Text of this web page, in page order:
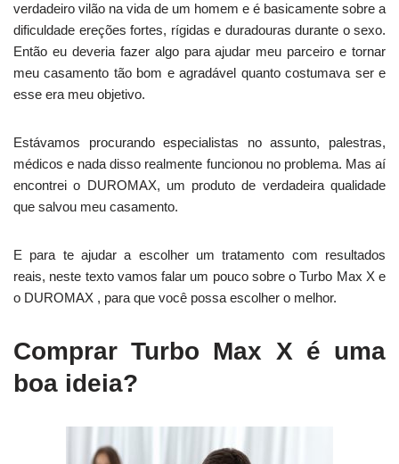
verdadeiro vilão na vida de um homem e é basicamente sobre a
dificuldade ereções fortes, rígidas e duradouras durante o sexo.
Então eu deveria fazer algo para ajudar meu parceiro e tornar
meu casamento tão bom e agradável quanto costumava ser e
esse era meu objetivo.
Estávamos procurando especialistas no assunto, palestras,
médicos e nada disso realmente funcionou no problema. Mas aí
encontrei o DUROMAX, um produto de verdadeira qualidade
que salvou meu casamento.
E para te ajudar a escolher um tratamento com resultados
reais, neste texto vamos falar um pouco sobre o Turbo Max X e
o DUROMAX , para que você possa escolher o melhor.
Comprar Turbo Max X é uma
boa ideia?